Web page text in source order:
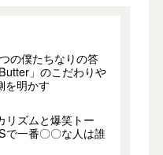
の僕たちなりの答
」のこだわりや
を明かす
リズムと爆笑トー
で一番〇〇な人は誰